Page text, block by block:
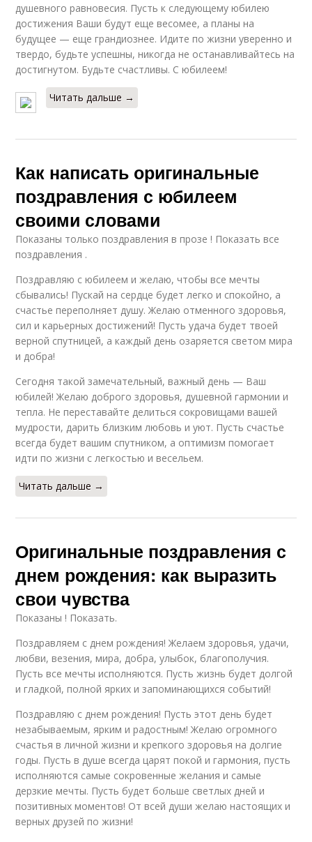
душевного равновесия. Пусть к следующему юбилею
достижения Ваши будут еще весомее, а планы на
будущее — еще грандиознее. Идите по жизни уверенно и
твердо, будьте успешны, никогда не останавливайтесь на
достигнутом. Будьте счастливы. С юбилеем!
Читать дальше →
Как написать оригинальные
поздравления с юбилеем
своими словами
Показаны только поздравления в прозе ! Показать все
поздравления .
Поздравляю с юбилеем и желаю, чтобы все мечты
сбывались! Пускай на сердце будет легко и спокойно, а
счастье переполняет душу. Желаю отменного здоровья,
сил и карьерных достижений! Пусть удача будет твоей
верной спутницей, а каждый день озаряется светом мира
и добра!
Сегодня такой замечательный, важный день — Ваш
юбилей! Желаю доброго здоровья, душевной гармонии и
тепла. Не переставайте делиться сокровищами вашей
мудрости, дарить близким любовь и уют. Пусть счастье
всегда будет вашим спутником, а оптимизм помогает
идти по жизни с легкостью и весельем.
Читать дальше →
Оригинальные поздравления с
днем рождения: как выразить
свои чувства
Показаны ! Показать.
Поздравляем с днем рождения! Желаем здоровья, удачи,
любви, везения, мира, добра, улыбок, благополучия.
Пусть все мечты исполняются. Пусть жизнь будет долгой
и гладкой, полной ярких и запоминающихся событий!
Поздравляю с днем рождения! Пусть этот день будет
незабываемым, ярким и радостным! Желаю огромного
счастья в личной жизни и крепкого здоровья на долгие
годы. Пусть в душе всегда царят покой и гармония, пусть
исполняются самые сокровенные желания и самые
дерзкие мечты. Пусть будет больше светлых дней и
позитивных моментов! От всей души желаю настоящих и
верных друзей по жизни!